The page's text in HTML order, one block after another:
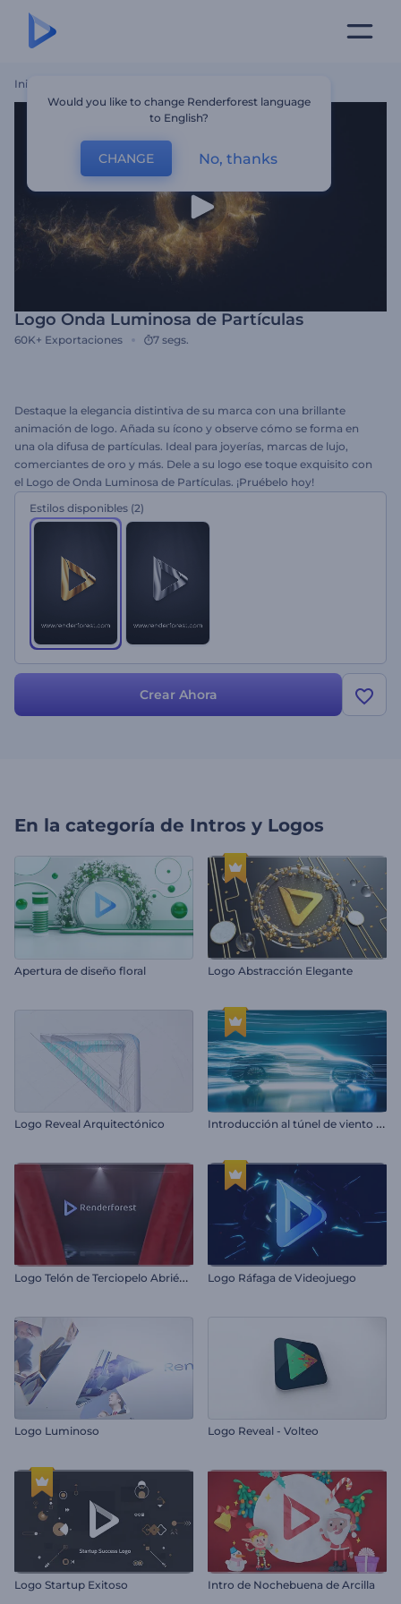
Inicio
Logo Onda Luminosa de Partículas
60K+ Exportaciones 7 segs.
Destaque la elegancia distintiva de su marca con una brillante
animación de logo. Añada su ícono y observe cómo se forma en
una ola difusa de partículas. Ideal para joyerías, marcas de lujo,
comerciantes de oro y más. Dele a su logo ese toque exquisito con
el Logo de Onda Luminosa de Partículas. ¡Pruébelo hoy!
Estilos disponibles (2)
Crear Ahora
En la categoría de Intros y Logos
Apertura de diseño floral Logo Abstracción Elegante
Logo Reveal Arquitectónico I
ntroducción al túnel de viento automotriz
L
ogo Telón de Terciopelo Abriéndose Logo Ráfaga de Videojuego
Logo Luminoso Logo Reveal - Volteo
Logo Startup Exitoso Intro de Nochebuena de Arcilla
Would you like to change Renderforest language
to English?
CHANGE No, thanks